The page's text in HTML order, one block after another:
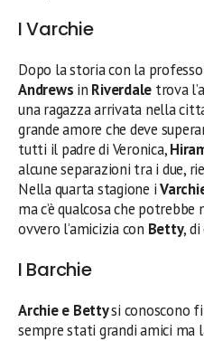
I Varchie
Dopo la storia con la
Andrews in Riverdale trova
una ragazza arrivata nella
grande amore che deve
tutti il padre di Veronica,
alcune separazioni tra i due,
Nella quarta stagione i
ma c’è qualcosa che
ovvero l’amicizia con Betty,
I Barchie
Archie e Bettysi conoscono
sempre stati grandi amici ma